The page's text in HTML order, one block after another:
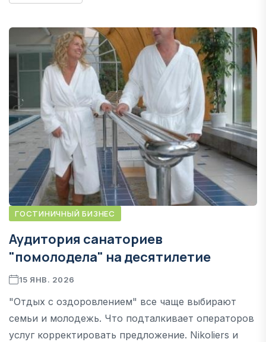
ГОСТИНИЧНЫЙ БИЗНЕС
Аудитория санаториев
"помолодела" на десятилетие
15 ЯНВ. 2026
"Отдых с оздоровлением" все чаще выбирают
семьи и молодежь. Что подталкивает операторов
услуг корректировать предложение. Nikoliers и